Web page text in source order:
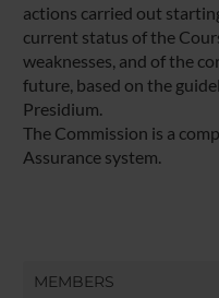
actions carried out
current status of the
weaknesses, and of the
future, based on the
Presidium.
The Commission is a
Assurance system.
MEMBERS